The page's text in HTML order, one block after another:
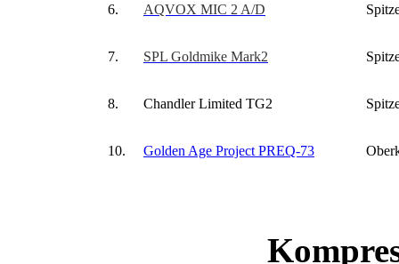
6. AQVOX MIC 2 A/D
7. SPL Goldmike Mark2
8. Chandler Limited TG2
10. Golden Age Project PREQ-73